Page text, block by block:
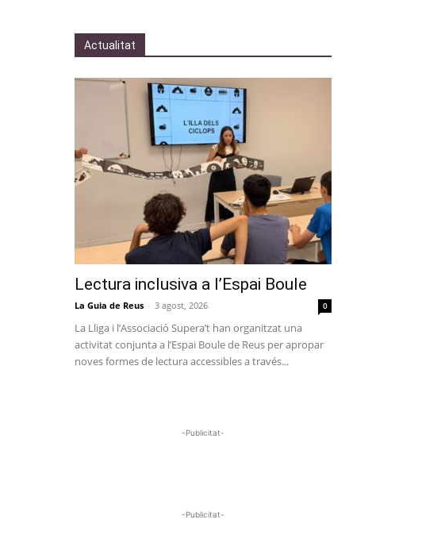
Actualitat
Lectura inclusiva a l’Espai Boule
La Guia de Reus - 3 agost, 2026 0
La Lliga i l’Associació Supera’t han organitzat una
activitat conjunta a l’Espai Boule de Reus per apropar
noves formes de lectura accessibles a través...
-Publicitat-
-Publicitat-